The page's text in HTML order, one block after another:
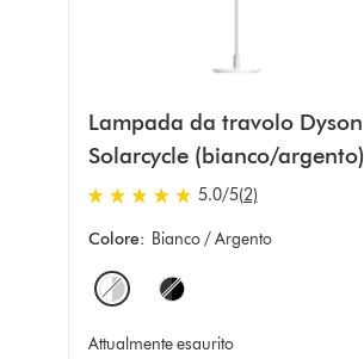
Lampada da travolo Dyson
Solarcycle (bianco/argento)
5.0 stars out of 5 from 2 recensioni
5.0/5(2)
Colore: Bianco / Argento
Options
Attualmente esaurito